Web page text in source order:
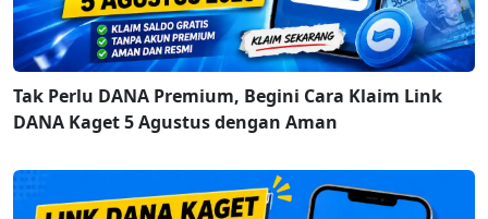
Tak Perlu DANA Premium, Begini Cara Klaim Link
DANA Kaget 5 Agustus dengan Aman